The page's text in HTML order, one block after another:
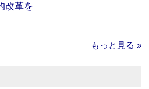
改革を
もっと見る »